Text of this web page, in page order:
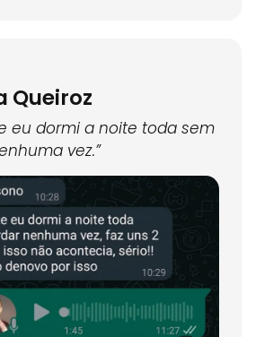
Queiroz
eu dormi a noite toda sem
vez.”